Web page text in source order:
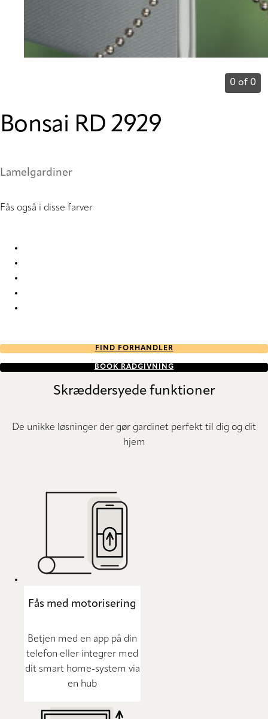
0 of 0
Bonsai RD 2929
Lamelgardiner
Fås også i disse farver
FIND FORHANDLER
BOOK RÅDGIVNING
Skræddersyede funktioner
De unikke løsninger der gør gardinet perfekt til dig og dit
hjem
Fås med motorisering
Betjen med en app på din
telefon eller integrer med
dit smart home-system via
en hub